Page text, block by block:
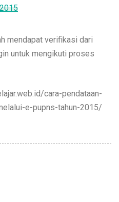
mendapat verifikasi dari
untuk mengikuti proses
cara-pendataan-
e-pupns-tahun-2015/